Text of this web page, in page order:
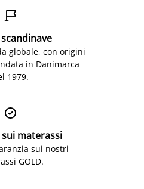

globale, con origini
in Danimarca
1979.

materassi
sui nostri
GOLD.